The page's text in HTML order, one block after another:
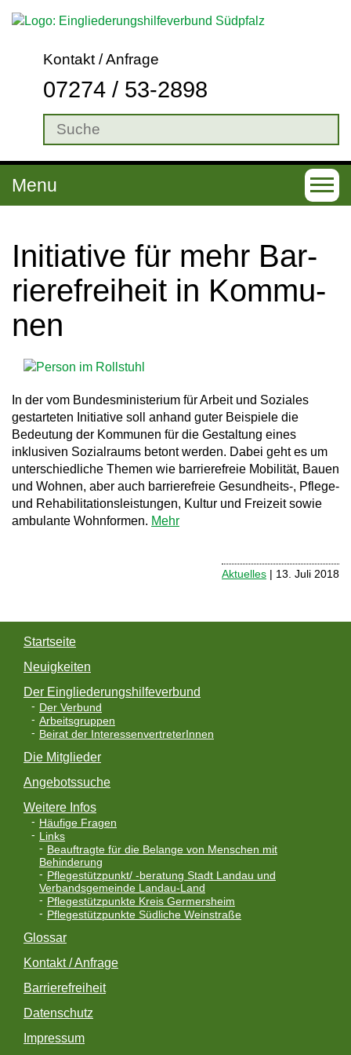
Kontakt / Anfrage
07274 / 53-2898
T
o
l
g
a
t
o
Menu
In­itia­ti­ve für mehr Bar­
rie­re­frei­heit in Kom­mu­
nen
In der vom Bundesministerium für Arbeit und Soziales
gestarteten Initiative soll anhand guter Beispiele die
Bedeutung der Kommunen für die Gestaltung eines
inklusiven Sozialraums betont werden. Dabei geht es um
unterschiedliche Themen wie barrierefreie Mobilität, Bauen
und Wohnen, aber auch barrierefreie Gesundheits-, Pflege-
und Rehabilitationsleistungen, Kultur und Freizeit sowie
ambulante Wohnformen. Mehr
Aktuelles | 13. Juli 2018
Startseite
Neuigkeiten
Der Eingliederungshilfeverbund
Der Verbund
Arbeitsgruppen
Beirat der InteressenvertreterInnen
Die Mitglieder
Angebotssuche
Weitere Infos
Häufige Fragen
Links
Beauftragte für die Belange von Menschen mit
Behinderung
Pflegestützpunkt/ -beratung Stadt Landau und
Verbandsgemeinde Landau-Land
Pflegestützpunkte Kreis Germersheim
Pflegestützpunkte Südliche Weinstraße
Glossar
Kontakt / Anfrage
Barrierefreiheit
Datenschutz
Impressum